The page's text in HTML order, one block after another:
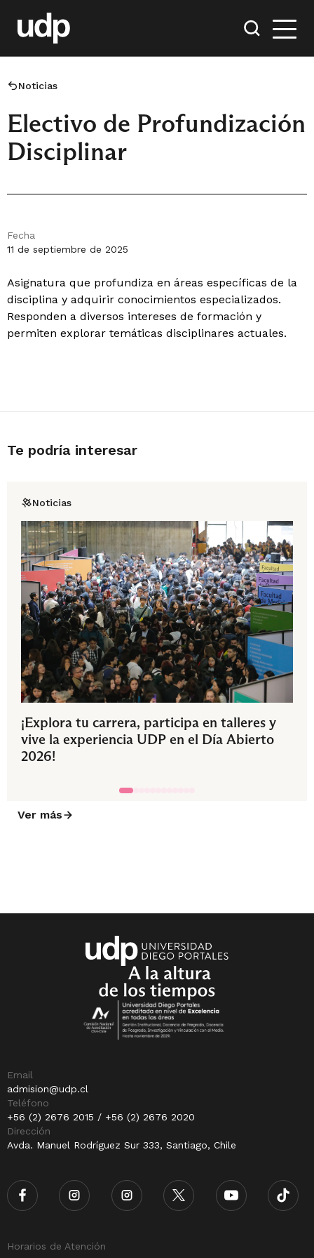
Noticias
Electivo de Profundización
Disciplinar
Fecha
11 de septiembre de 2025
Asignatura que profundiza en áreas específicas de la
disciplina y adquirir conocimientos especializados.
Responden a diversos intereses de formación y
permiten explorar temáticas disciplinares actuales.
Te podría interesar
Noticias
¡Explora tu carrera, participa en talleres y
vive la experiencia UDP en el Día Abierto
2026!
Ver más
Email
admision@udp.cl
Teléfono
+56 (2) 2676 2015 / +56 (2) 2676 2020
Dirección
Avda. Manuel Rodríguez Sur 333, Santiago, Chile
Horarios de Atención